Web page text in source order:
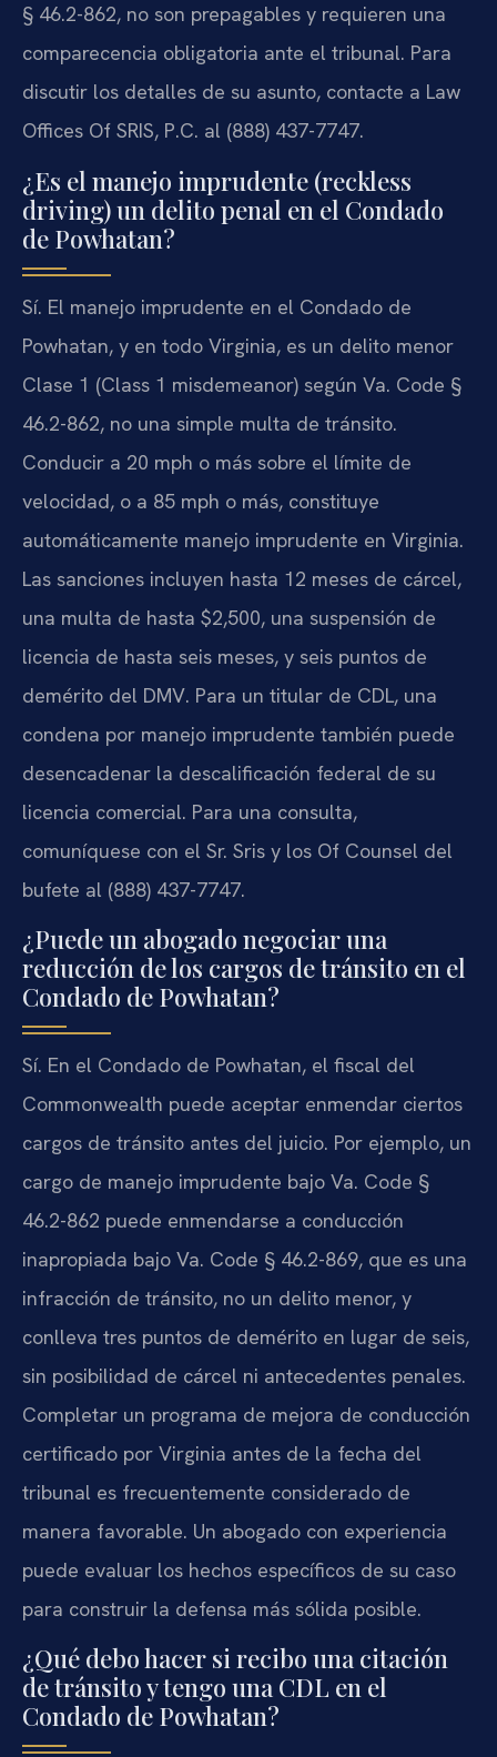
§ 46.2-862, no son prepagables y requieren una
comparecencia obligatoria ante el tribunal. Para
discutir los detalles de su asunto, contacte a Law
Offices Of SRIS, P.C. al (888) 437-7747.
¿Es el manejo imprudente (reckless
driving) un delito penal en el Condado
de Powhatan?
Sí. El manejo imprudente en el Condado de
Powhatan, y en todo Virginia, es un delito menor
Clase 1 (Class 1 misdemeanor) según Va. Code §
46.2-862, no una simple multa de tránsito.
Conducir a 20 mph o más sobre el límite de
velocidad, o a 85 mph o más, constituye
automáticamente manejo imprudente en Virginia.
Las sanciones incluyen hasta 12 meses de cárcel,
una multa de hasta $2,500, una suspensión de
licencia de hasta seis meses, y seis puntos de
demérito del DMV. Para un titular de CDL, una
condena por manejo imprudente también puede
desencadenar la descalificación federal de su
licencia comercial. Para una consulta,
comuníquese con el Sr. Sris y los Of Counsel del
bufete al (888) 437-7747.
¿Puede un abogado negociar una
reducción de los cargos de tránsito en el
Condado de Powhatan?
Sí. En el Condado de Powhatan, el fiscal del
Commonwealth puede aceptar enmendar ciertos
cargos de tránsito antes del juicio. Por ejemplo, un
cargo de manejo imprudente bajo Va. Code §
46.2-862 puede enmendarse a conducción
inapropiada bajo Va. Code § 46.2-869, que es una
infracción de tránsito, no un delito menor, y
conlleva tres puntos de demérito en lugar de seis,
sin posibilidad de cárcel ni antecedentes penales.
Completar un programa de mejora de conducción
certificado por Virginia antes de la fecha del
tribunal es frecuentemente considerado de
manera favorable. Un abogado con experiencia
puede evaluar los hechos específicos de su caso
para construir la defensa más sólida posible.
¿Qué debo hacer si recibo una citación
de tránsito y tengo una CDL en el
Condado de Powhatan?